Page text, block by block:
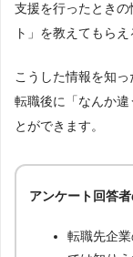
支援を行ったとき
ト」を教えてもらえ
こうした情報を知
転職後に「なんか
とができます。
アンケート回答
転職先企